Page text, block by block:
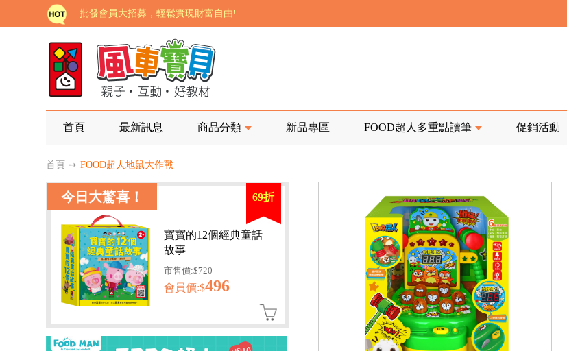
批發會員大招募，輕鬆實現財富自由!
如需更改或重開發票 需在訂單成立三天內通知客服 寄回發票需附上回郵郵票
老師您好!!幼教會員火熱招募中~
海外購物免煩惱！點我查看『海外購物流程說明』
家長樂了!「風車書版集團暨FOOD超人企業總部」目前正興建中!
老師您好!!幼教會員火熱招募中~
海外購物免煩惱！點我查看『海外購物流程說明』
首頁 最新訊息 商品分類 新品專區 FOOD超人多重點讀筆 促銷活動
首頁 ➙ FOOD超人地鼠大作戰
今日大驚喜！ 69折
寶寶的12個經典童話
故事
市售價:$720
會員價:$496